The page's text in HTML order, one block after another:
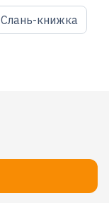
Слань-книжка